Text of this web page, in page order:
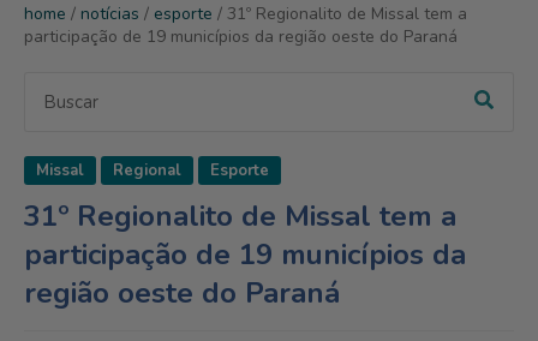
home / notícias / esporte / 31º Regionalito de Missal tem a
participação de 19 municípios da região oeste do Paraná
Missal Regional Esporte
31º Regionalito de Missal tem a
participação de 19 municípios da
região oeste do Paraná